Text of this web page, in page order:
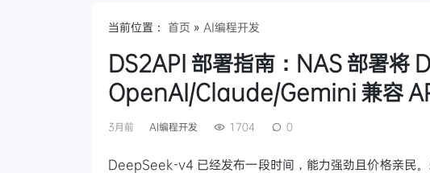
当前位置： 首页 » AI编程开发
DS2API 部署指南：NAS 部署将
OpenAI/Claude/Gemini 兼容
3月前 AI编程开发 1704 0
DeepSeek-v4 已经发布一段时间，能力强劲且价格亲